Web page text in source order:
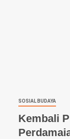
SOSIAL BUDAYA
Kembali